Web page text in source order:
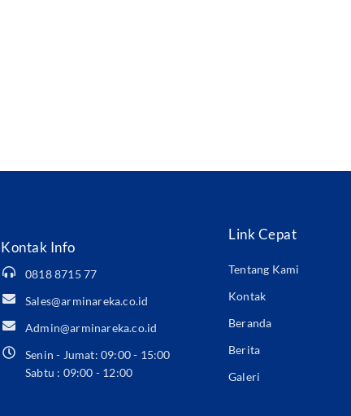
Kontak Info
0818 8715 77
Sales@arminareka.co.id
Admin@arminareka.co.id
Senin - Jumat: 09:00 - 15:00
Sabtu : 09:00 - 12:00
Link Cepat
Tentang Kami
Kontak
Beranda
Berita
Galeri